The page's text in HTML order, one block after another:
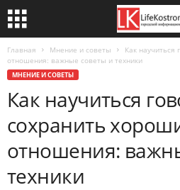
Главная Мнение и советы
Как научиться
отношения: важные советы и техники
МНЕНИЕ И СОВЕТЫ
Как научиться
сохранить
отношения:
техники